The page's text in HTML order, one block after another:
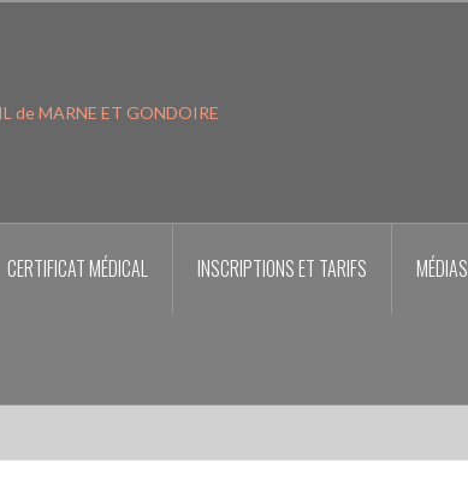
CERTIFICAT MÉDICAL INSCRIPTIONS ET TARIFS MÉDIAS